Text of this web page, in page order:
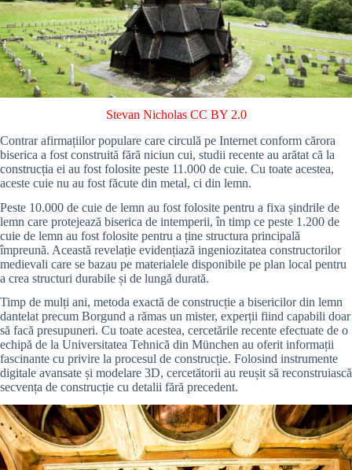
Stevan Nicholas CC BY 2.0
Contrar afirmațiilor populare care circulă pe Internet conform cărora
biserica a fost construită fără niciun cui, studii recente au arătat că la
construcția ei au fost folosite peste 11.000 de cuie. Cu toate acestea,
aceste cuie nu au fost făcute din metal, ci din lemn.
Peste 10.000 de cuie de lemn au fost folosite pentru a fixa șindrile de
lemn care protejează biserica de intemperii, în timp ce peste 1.200 de
cuie de lemn au fost folosite pentru a ține structura principală
împreună. Această revelație evidențiază ingeniozitatea constructorilor
medievali care se bazau pe materialele disponibile pe plan local pentru
a crea structuri durabile și de lungă durată.
Timp de mulți ani, metoda exactă de construcție a bisericilor din lemn
dantelat precum Borgund a rămas un mister, experții fiind capabili doar
să facă presupuneri. Cu toate acestea, cercetările recente efectuate de o
echipă de la Universitatea Tehnică din München au oferit informații
fascinante cu privire la procesul de construcție. Folosind instrumente
digitale avansate și modelare 3D, cercetătorii au reușit să reconstruiască
secvența de construcție cu detalii fără precedent.